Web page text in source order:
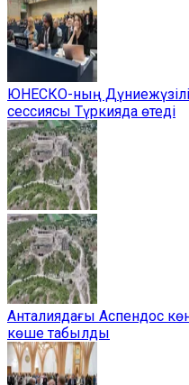
ЮНЕСКО-ның
сессиясы Түркияда өтеді
Анталиядағы Аспендос
көше табылды